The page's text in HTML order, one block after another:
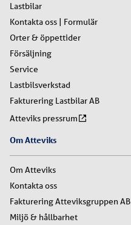
Lastbilar
Kontakta oss | Formulär
Orter & öppettider
Försäljning
Service
Lastbilsverkstad
Fakturering Lastbilar AB
Atteviks pressrum
Om Atteviks
Om Atteviks
Kontakta oss
Fakturering Atteviksgruppen AB
Miljö & hållbarhet